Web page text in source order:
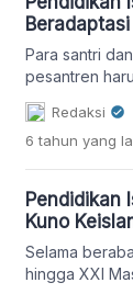
Para santri
pesantren
pembelajar
isu danRedaksi
6 tahun yang
Pendidikan
Kuno
Selama
hingga XXI